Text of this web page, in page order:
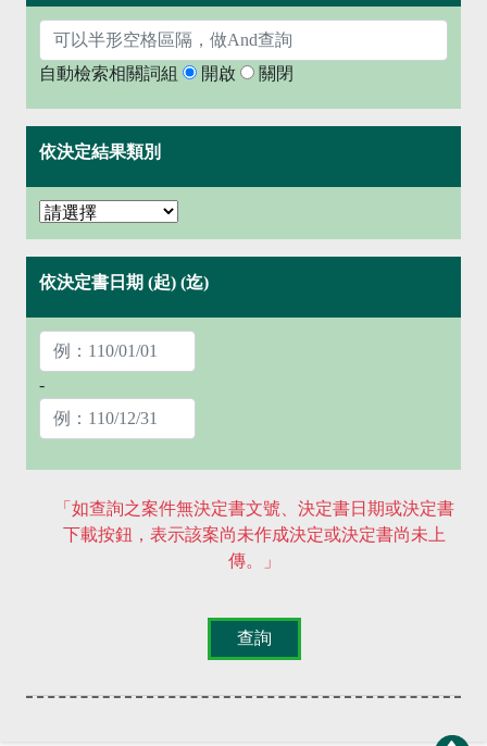
自動檢索相關詞組 開啟 關閉
依決定結果類別
依決定書日期 (起) (迄)
-
「如查詢之案件無決定書文號、決定書日期或決定書
下載按鈕，表示該案尚未作成決定或決定書尚未上
傳。」
查詢